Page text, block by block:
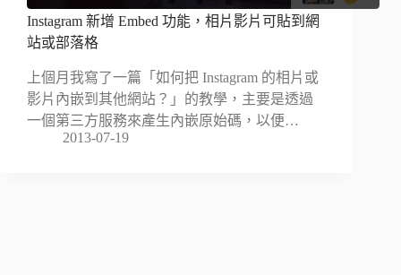
Instagram 新增 Embed 功能，相片影片可貼到網
站或部落格
上個月我寫了一篇「如何把 Instagram 的相片或
影片內嵌到其他網站？」的教學，主要是透過
一個第三方服務來產生內嵌原始碼，以便…
2013-07-19